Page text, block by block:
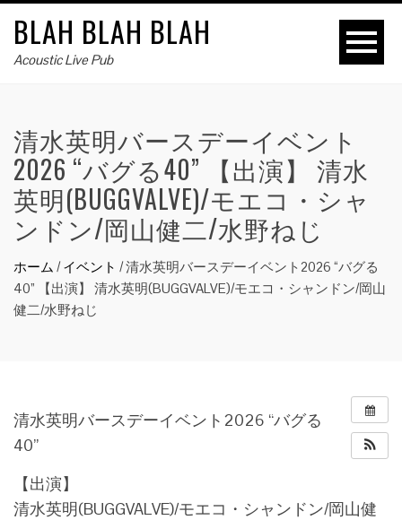
BLAH BLAH BLAH
Acoustic Live Pub
清水英明バースデーイベント
2026 “バグる40” 【出演】 清水
英明(BUGGVALVE)/モエコ・シャ
ンドン/岡山健二/水野ねじ
ホーム /イベント /清水英明バースデーイベント2026 “バグる
40” 【出演】 清水英明(BUGGVALVE)/モエコ・シャンドン/岡山
健二/水野ねじ
清水英明バースデーイベント2026 “バグる
40”
【出演】
清水英明(BUGGVALVE)/モエコ・シャンドン/岡山健